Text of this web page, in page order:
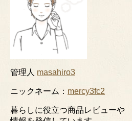
管理人 masahiro3
ニックネーム： mercy3fc2
暮らしに役立つ商品レビューや